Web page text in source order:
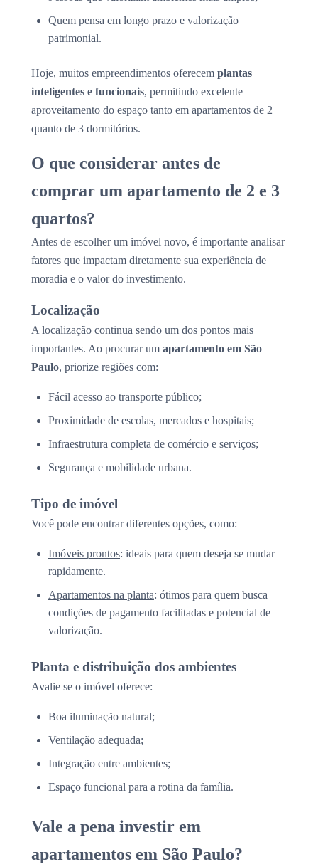
Quem pensa em longo prazo e valorização
patrimonial.
Hoje, muitos empreendimentos oferecem plantas
inteligentes e funcionais, permitindo excelente
aproveitamento do espaço tanto em apartamentos de 2
quanto de 3 dormitórios.
O que considerar antes de
comprar um apartamento de 2 e 3
quartos?
Antes de escolher um imóvel novo, é importante analisar
fatores que impactam diretamente sua experiência de
moradia e o valor do investimento.
Localização
A localização continua sendo um dos pontos mais
importantes. Ao procurar um apartamento em São
Paulo, priorize regiões com:
Fácil acesso ao transporte público;
Proximidade de escolas, mercados e hospitais;
Infraestrutura completa de comércio e serviços;
Segurança e mobilidade urbana.
Tipo de imóvel
Você pode encontrar diferentes opções, como:
Imóveis prontos: ideais para quem deseja se mudar
rapidamente.
Apartamentos na planta: ótimos para quem busca
condições de pagamento facilitadas e potencial de
valorização.
Planta e distribuição dos ambientes
Avalie se o imóvel oferece:
Boa iluminação natural;
Ventilação adequada;
Integração entre ambientes;
Espaço funcional para a rotina da família.
Vale a pena investir em
apartamentos em São Paulo?